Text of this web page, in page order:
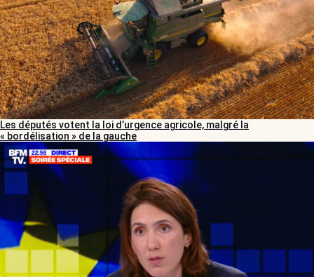
Les députés votent la loi d’urgence agricole, malgré la
« bordélisation » de la gauche